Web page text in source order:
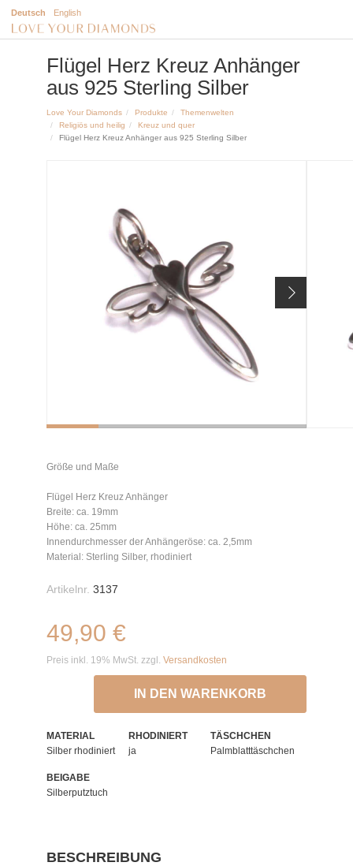
Deutsch English
Flügel Herz Kreuz Anhänger
aus 925 Sterling Silber
Love Your Diamonds Produkte
Themenwelten
Religiös und heilig
Kreuz und quer
Flügel Herz Kreuz Anhänger aus 925 Sterling Silber
Größe und Maße
Flügel Herz Kreuz Anhänger
Breite: ca. 19mm
Höhe: ca. 25mm
Innendurchmesser der Anhängeröse: ca. 2,5mm
Material: Sterling Silber, rhodiniert
Artikelnr. 3137
49,90 €
Preis inkl. 19% MwSt. zzgl. Versandkosten
IN DEN WARENKORB
MATERIAL
Silber rhodiniert
RHODINIERT
ja
TÄSCHCHEN
Palmblatttäschchen
BEIGABE
Silberputztuch
BESCHREIBUNG